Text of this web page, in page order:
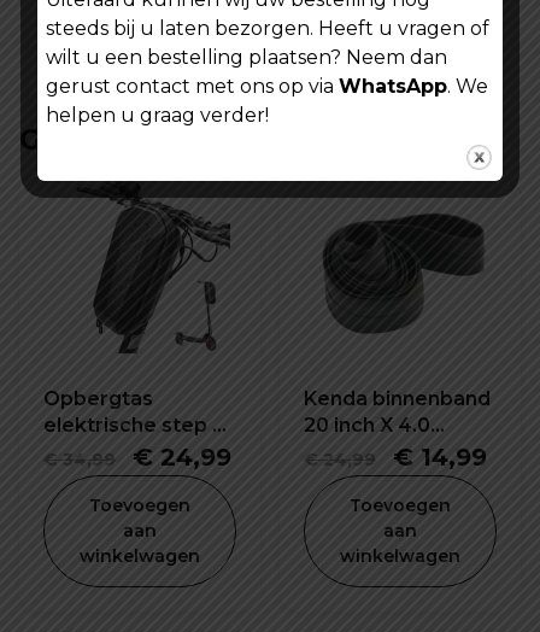
Gerelateerde producten
Opbergtas
elektrische step E-
bike 5L waterdicht
en schokbestendig
€34,99
Oorspronkelijke
was:
€ 34,99.
€ 24,99 Huidige
is:
€ 24,99.
Toevoegen
aan
winkelwagen
Kenda binnenband
20 inch X 4.0
K1188E
€24,99
was:
€ 24,99.
€ 14,99
prijs
is:
€
Toevoegen
aan
winkelwagen
steeds bij u laten bezorgen. Heeft u vragen of
wilt u een bestelling plaatsen? Neem dan
gerust contact met ons op via WhatsApp. We
helpen u graag verder!